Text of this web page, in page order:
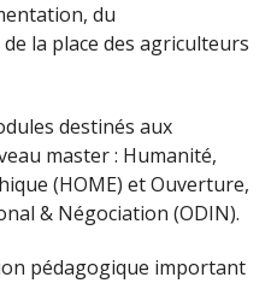
du
la place des agriculteurs
destinés aux
master : Humanité,
(HOME) et Ouverture,
& Négociation (ODIN).
pédagogique important